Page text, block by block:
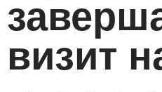
визит